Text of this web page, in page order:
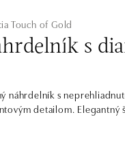
Touch of Gold
s
náhrdelník s
detailom.